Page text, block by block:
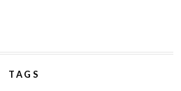
TAGS